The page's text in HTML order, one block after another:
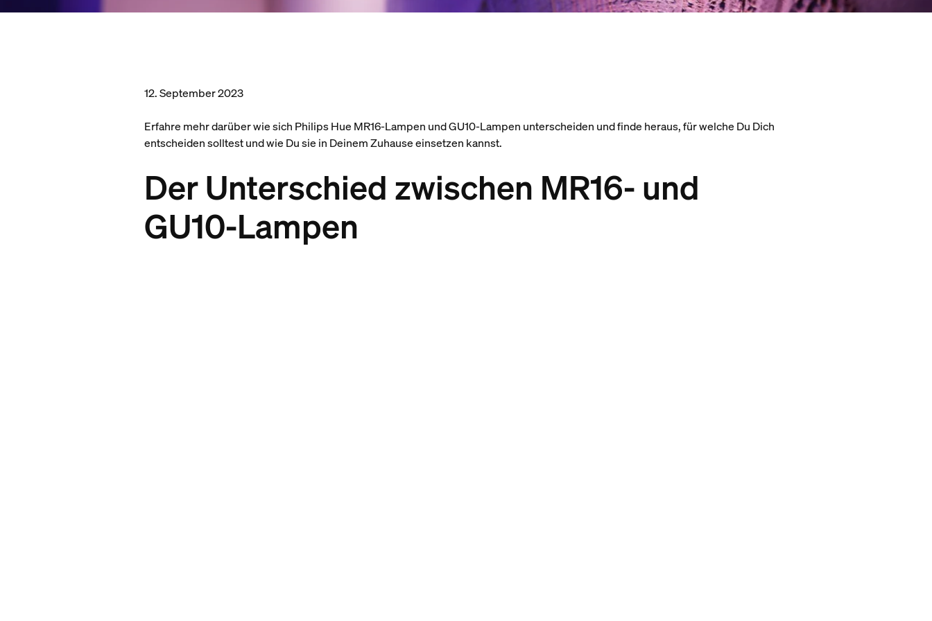
12. September 2023
Erfahre mehr darüber wie sich Philips Hue MR16-Lampen und GU10-Lampen unterscheiden und finde heraus, für welche Du Dich
entscheiden solltest und wie Du sie in Deinem Zuhause einsetzen kannst.
Der Unterschied zwischen MR16- und
GU10-Lampen